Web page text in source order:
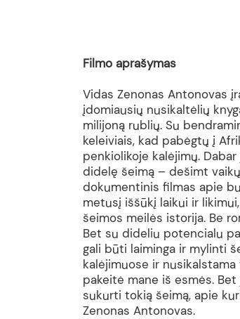
Filmo aprašymas
Vidas Zenonas Antonovas
įdomiausių nusikaltėlių
milijoną rublių. Su
keleiviais, kad pabėgtų į
penkiolikoje kalėjimų.
didelę šeimą – dešimt
dokumentinis filmas apie
metusį iššūkį laikui ir
šeimos meilės istorija. Be
Bet su dideliu potencialu
gali būti laiminga ir mylinti
kalėjimuose ir
pakeitė mane iš esmės.
sukurti tokią šeimą, apie
Zenonas Antonovas.